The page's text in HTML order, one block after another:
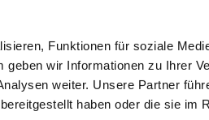
Funktionen für soziale
wir Informationen zu Ihrer
weiter. Unsere Partner
haben oder die sie im